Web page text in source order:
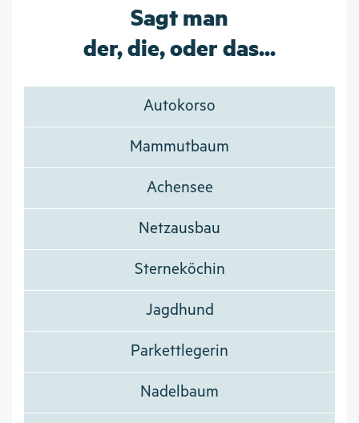
Sagt man
der, die, oder das...
Autokorso
Mammutbaum
Achensee
Netzausbau
Sterneköchin
Jagdhund
Parkettlegerin
Nadelbaum